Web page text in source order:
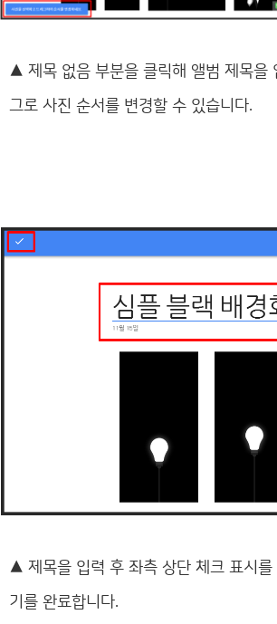
▲ 제목 없음 부분을 클릭해 앨범 제목을
그로 사진 순서를 변경할 수 있습니다.
▲ 제목을 입력 후 좌측 상단 체크 표시
기를 완료합니다.